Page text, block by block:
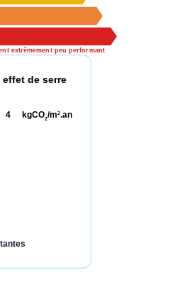
extrêmement peu performant
effet de serre
kgCO2/m2.an
4